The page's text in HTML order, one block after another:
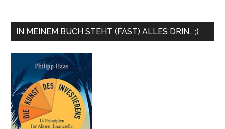
IN MEINEM BUCH STEHT (FAST) ALLES DRIN… ;)